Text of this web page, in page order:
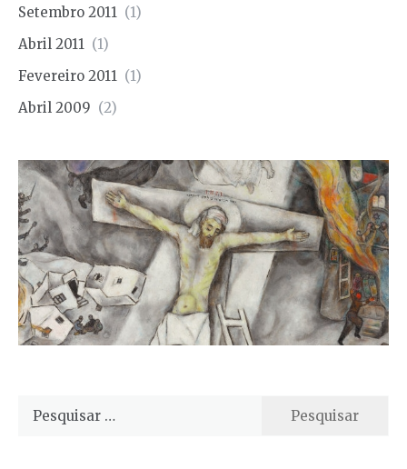
Setembro 2011 (1)
Abril 2011 (1)
Fevereiro 2011 (1)
Abril 2009 (2)
Pesquisar